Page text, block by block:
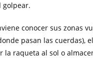
golpear.
conocer sus zonas
pasan las cuerdas),
raqueta al sol o